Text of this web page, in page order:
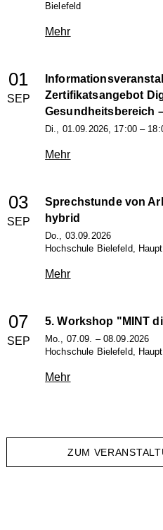
Bielefeld
Mehr
01
SEP
Zertifikatsangebot
Gesundheitsbereich
Di., 01.09.2026, 17:00 –
Mehr
03
SEP
Sprechstunde von
hybrid
Do., 03.09.2026
Hochschule Bielefeld,
Mehr
07
SEP
5. Workshop "MINT
Mo., 07.09. – 08.09.2026
Hochschule Bielefeld,
Mehr
ZUM